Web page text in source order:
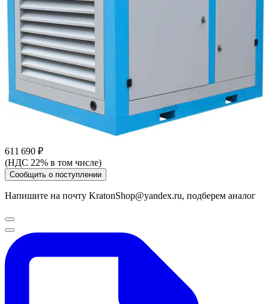
611 690 ₽
(НДС 22% в том числе)
Сообщить о поступлении
Напишите на почту KratonShop@yandex.ru, подберем аналог